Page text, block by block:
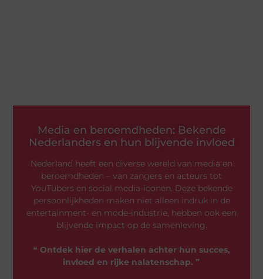
Media en beroemdheden: Bekende
Nederlanders en hun blijvende invloed
Nederland heeft een diverse wereld van media en
beroemdheden – van zangers en acteurs tot
YouTubers en social media-iconen. Deze bekende
persoonlijkheden maken niet alleen indruk in de
entertainment- en mode-industrie, hebben ook een
blijvende impact op de samenleving.
❝ Ontdek hier de verhalen achter hun succes,
invloed en rijke nalatenschap. ❞